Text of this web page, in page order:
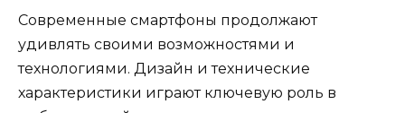
Современные смартфоны продолжают
удивлять своими возможностями и
технологиями. Дизайн и технические
характеристики играют ключевую роль в